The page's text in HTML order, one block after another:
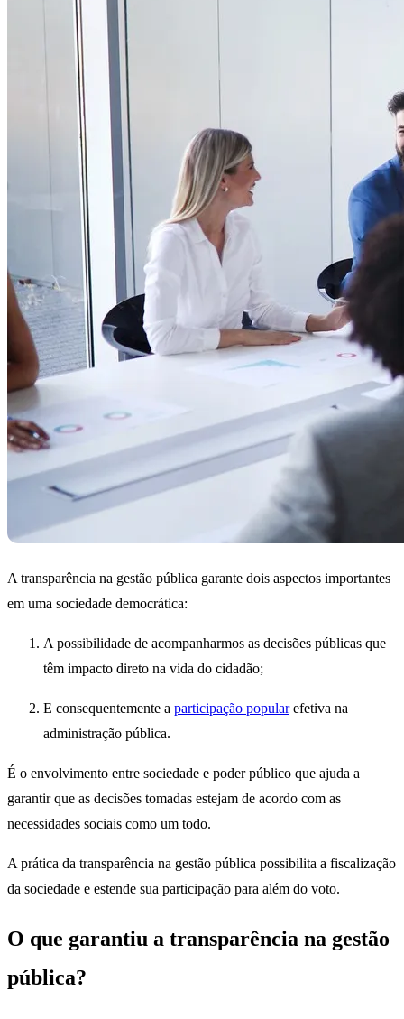
A transparência na gestão pública garante dois aspectos importantes
em uma sociedade democrática:
A possibilidade de acompanharmos as decisões públicas que
têm impacto direto na vida do cidadão;
E consequentemente a participação popularefetiva na
administração pública.
É o envolvimento entre sociedade e poder público que ajuda a
garantir que as decisões tomadas estejam de acordo com as
necessidades sociais como um todo.
A prática da transparência na gestão pública possibilita a fiscalização
da sociedade e estende sua participação para além do voto.
O que garantiu a transparência na gestão
pública?